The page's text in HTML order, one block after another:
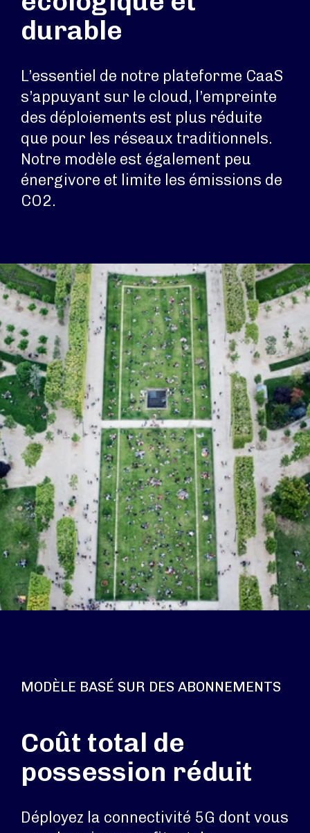
durable
L’essentiel de notre plateforme CaaS
s’appuyant sur le cloud, l’empreinte
des déploiements est plus réduite
que pour les réseaux traditionnels.
Notre modèle est également peu
énergivore et limite les émissions de
CO2.
MODÈLE BASÉ SUR DES ABONNEMENTS
Coût total de
possession réduit
Déployez la connectivité 5G dont vous